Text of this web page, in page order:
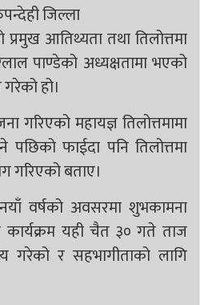
जिल्ला
आतिथ्यता तथा तिलोत्तमा
पाण्डेको अध्यक्षतामा भएको
हो।
गरिएको महायज्ञ तिलोत्तमामा
फाईदा पनि तिलोत्तमा
गरिएको बताए।
वर्षको अवसरमा शुभकामना
कार्यक्रम यही चैत ३० गते ताज
गरेको र सहभागीताको लागि